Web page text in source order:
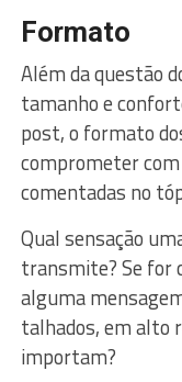
Formato
Além da questão
tamanho e
post, o formato
comprometer
comentadas no
Qual sensação
transmite? Se for
alguma
talhados, em
importam?